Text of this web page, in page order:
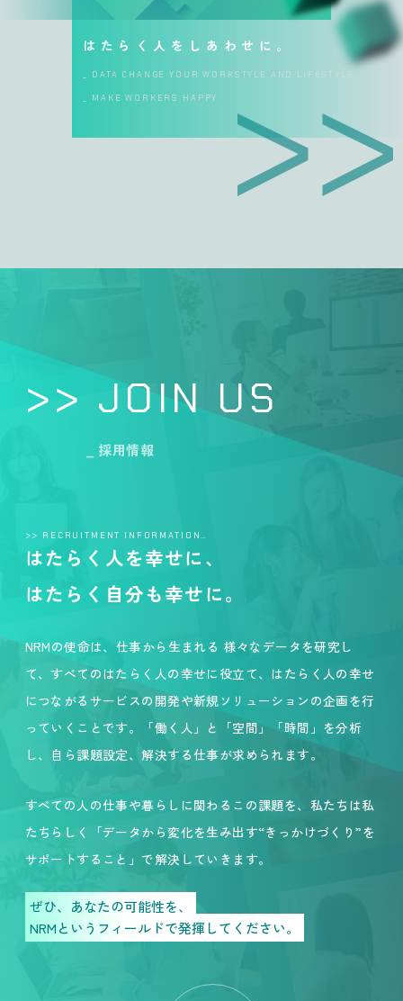
はたらく人をしあわせに。
_ DATA CHANGE YOUR WORKSTYLE AND LIFESTYLE
_ MAKE WORKERS HAPPY.
>> JOIN US
_ 採用情報
>> RECRUITMENT INFORMATION…
はたらく人を幸せに、
はたらく自分も幸せに。
NRMの使命は、仕事から生まれる 様々なデータを研究し
て、すべてのはたらく人の幸せに役立て、はたらく人の幸せ
につながるサービスの開発や新規ソリューションの企画を行
っていくことです。「働く人」と「空間」「時間」を分析
し、自ら課題設定、解決する仕事が求められます。
すべての人の仕事や暮らしに関わるこの課題を、私たちは私
たちらしく「データから変化を生み出す“きっかけづくり”を
サポートすること」で解決していきます。
ぜひ、あなたの可能性を、
NRMというフィールドで発揮してください。